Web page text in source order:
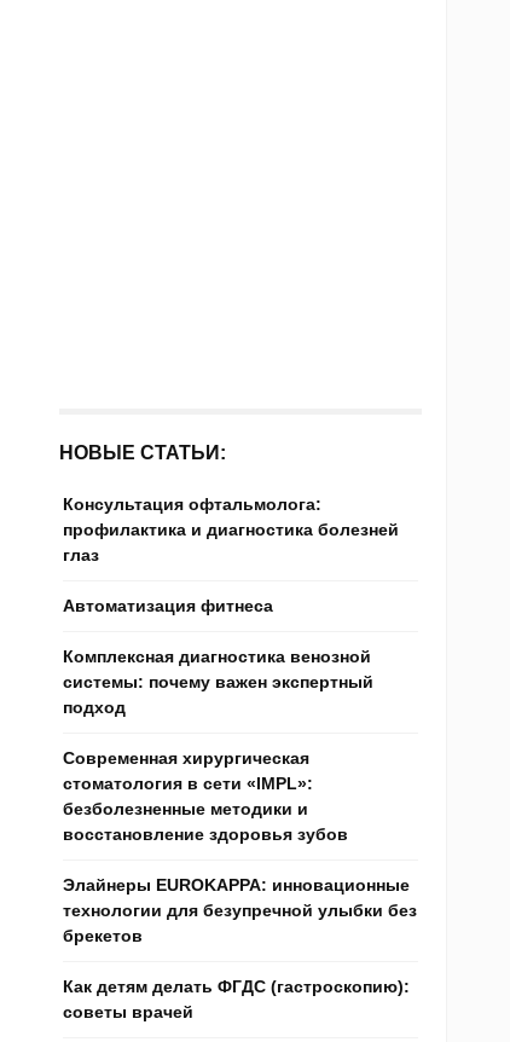
НОВЫЕ СТАТЬИ:
Консультация офтальмолога:
профилактика и диагностика болезней
глаз
Автоматизация фитнеса
Комплексная диагностика венозной
системы: почему важен экспертный
подход
Современная хирургическая
стоматология в сети «IMPL»:
безболезненные методики и
восстановление здоровья зубов
Элайнеры EUROKAPPA: инновационные
технологии для безупречной улыбки без
брекетов
Как детям делать ФГДС (гастроскопию):
советы врачей